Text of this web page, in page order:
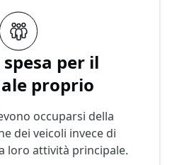
per il
proprio
occuparsi della
dei veicoli invece di
loro attività principale.